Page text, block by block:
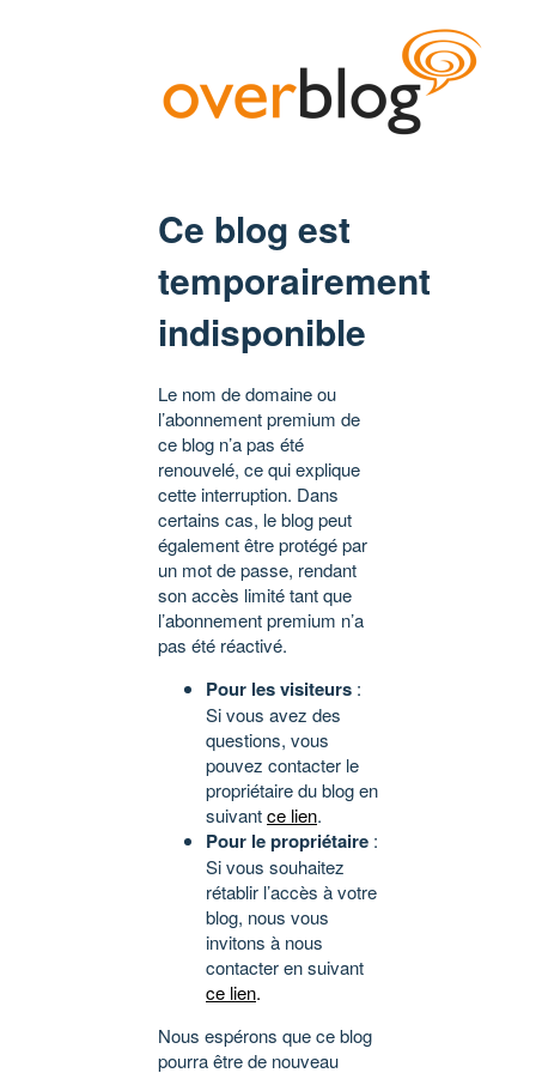
Ce blog est
temporairement
indisponible
Le nom de domaine ou
l’abonnement premium de
ce blog n’a pas été
renouvelé, ce qui explique
cette interruption. Dans
certains cas, le blog peut
également être protégé par
un mot de passe, rendant
son accès limité tant que
l’abonnement premium n’a
pas été réactivé.
Pour les visiteurs :
Si vous avez des
questions, vous
pouvez contacter le
propriétaire du blog en
suivantce lien.
Pour le propriétaire :
Si vous souhaitez
rétablir l’accès à votre
blog, nous vous
invitons à nous
contacter en suivant
ce lien.
Nous espérons que ce blog
pourra être de nouveau